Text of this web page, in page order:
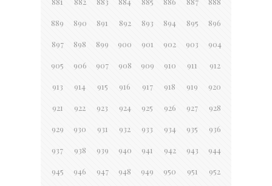
889 890 891 892 893 894 895 896
897 898 899 900 901 902 903 904
905 906 907 908 909 910 911 912
913 914 915 916 917 918 919 920
921 922 923 924 925 926 927 928
929 930 931 932 933 934 935 936
937 938 939 940 941 942 943 944
945 946 947 948 949 950 951 952